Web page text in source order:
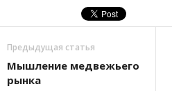
Предыдущая статья
Мышление медвежьего
рынка